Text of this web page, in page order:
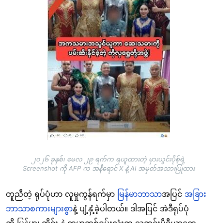
၂၀၂၆ ခုနှစ်၊ မေလ ၂၉ ရက်က ရယူထားတဲ့ မှားယွင်းပိုစ့်ရဲ့
Screenshot ကို AFP က အနီရောင် X နဲ့ AI အမှတ်အသားပြုထား
တူညီတဲ့ ရုပ်ပုံဟာ လူမှုကွန်ရက်မှာ မြန်မာဘာသာအပြင် အခြား
ဘာသာစကားများစွာနဲ့ ပျံ့နှံ့ခဲ့ပါတယ်။ ဒါအပြင် အဲဒီရုပ်ပုံ